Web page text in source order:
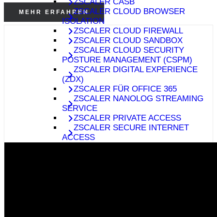
ZSCALER CLOUD BROWSER
ISOLATION
ZSCALER CLOUD FIREWALL
ZSCALER CLOUD SANDBOX
ZSCALER CLOUD SECURITY
POSTURE MANAGEMENT (CSPM)
ZSCALER DIGITAL EXPERIENCE
(ZDX)
ZSCALER FÜR OFFICE 365
ZSCALER NANOLOG STREAMING
SERVICE
ZSCALER PRIVATE ACCESS
ZSCALER SECURE INTERNET
ACCESS
MEHR ERFAHREN